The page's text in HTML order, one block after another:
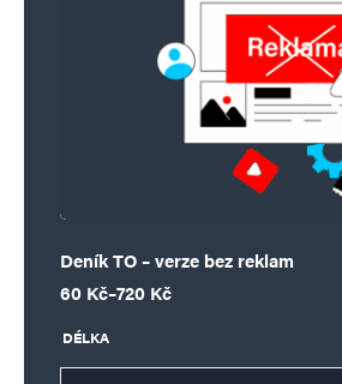
Deník TO – verze bez reklam
60 Kč–720 Kč
Rozpětí cen: 60 Kč až 720 Kč
DÉLKA